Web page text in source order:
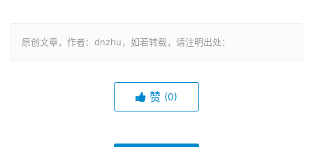
原创文章，作者：dnzhu，如若转载，请注明出处：
赞 (0)